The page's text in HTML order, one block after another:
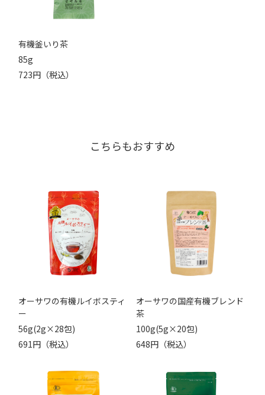
有機釜いり茶
85g
723円（税込）
こちらもおすすめ
オーサワの有機ルイボスティ
ー
56g(2g×28包)
691円（税込）
オーサワの国産有機ブレンド
茶
100g(5g×20包)
648円（税込）